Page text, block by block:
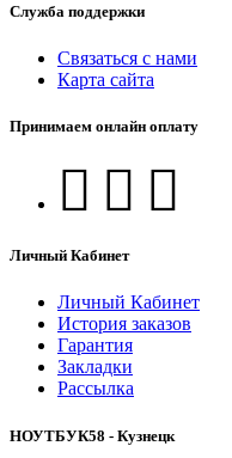
Служба поддержки
Связаться с нами
Карта сайта
Принимаем онлайн оплату
Личный Кабинет
Личный Кабинет
История заказов
Гарантия
Закладки
Рассылка
НОУТБУК58 - Кузнецк